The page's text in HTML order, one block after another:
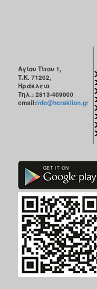
Αγίου Τίτου 1,
Τ.Κ. 71202,
Ηράκλειο
Τηλ.: 2813-409000
email:info@heraklion.gr